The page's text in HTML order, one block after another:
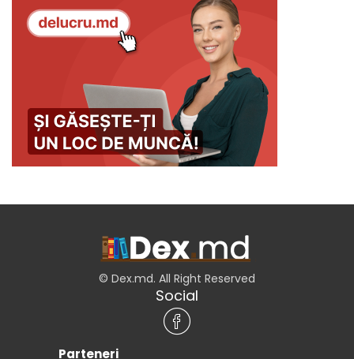
© Dex.md. All Right Reserved
Social
Parteneri